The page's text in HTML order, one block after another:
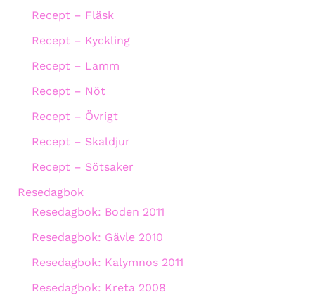
Recept – Fläsk
Recept – Kyckling
Recept – Lamm
Recept – Nöt
Recept – Övrigt
Recept – Skaldjur
Recept – Sötsaker
Resedagbok
Resedagbok: Boden 2011
Resedagbok: Gävle 2010
Resedagbok: Kalymnos 2011
Resedagbok: Kreta 2008